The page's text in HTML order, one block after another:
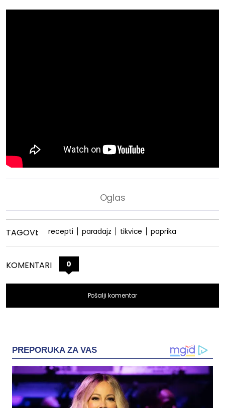
TAGOVI: recepti paradajz tikvice paprika
KOMENTARI 0
Pošalji komentar
PREPORUKA ZA VAS